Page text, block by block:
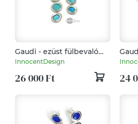
Gaudi - ezüst fülbevaló
tűzzománccal - türkizkék
InnocentDesign
26 000 Ft 24